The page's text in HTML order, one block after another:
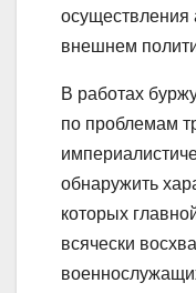
осуществления
внешнем
В работах
по проблемам
обнаружить
которых
всячески